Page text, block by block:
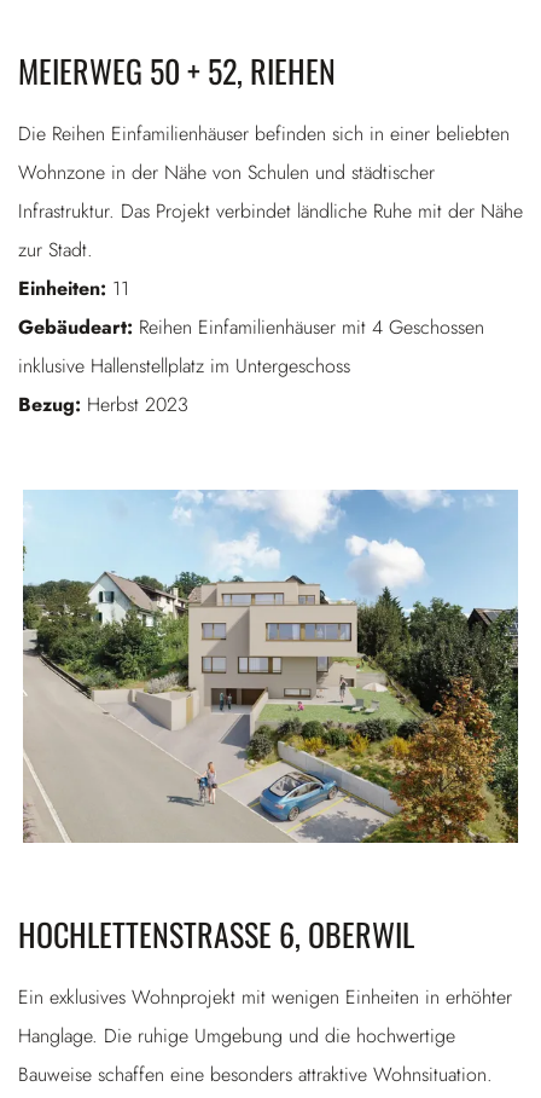
MEIERWEG 50 + 52, RIEHEN
Die Reihen Einfamilienhäuser befinden sich in einer beliebten
Wohnzone in der Nähe von Schulen und städtischer
Infrastruktur. Das Projekt verbindet ländliche Ruhe mit der Nähe
zur Stadt.
Einheiten: 11
Gebäudeart: Reihen Einfamilienhäuser mit 4 Geschossen
inklusive Hallenstellplatz im Untergeschoss
Bezug: Herbst 2023
HOCHLETTENSTRASSE 6, OBERWIL
Ein exklusives Wohnprojekt mit wenigen Einheiten in erhöhter
Hanglage. Die ruhige Umgebung und die hochwertige
Bauweise schaffen eine besonders attraktive Wohnsituation.